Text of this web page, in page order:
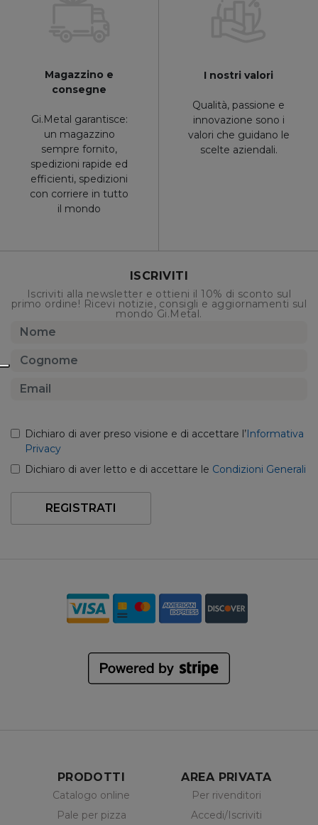
Magazzino e
consegne
Gi.Metal garantisce:
un magazzino
sempre fornito,
spedizioni rapide ed
efficienti, spedizioni
con corriere in tutto
il mondo
I nostri valori
Qualità, passione e
innovazione sono i
valori che guidano le
scelte aziendali.
ISCRIVITI
Iscriviti alla newsletter e ottieni il 10% di sconto sul
primo ordine! Ricevi notizie, consigli e aggiornamenti sul
mondo Gi.Metal.
Dichiaro di aver preso visione e di accettare l’Informativa
Privacy
Dichiaro di aver letto e di accettare le Condizioni Generali
REGISTRATI
PRODOTTI
Catalogo online
Pale per pizza
AREA PRIVATA
Per rivenditori
Accedi/Iscriviti